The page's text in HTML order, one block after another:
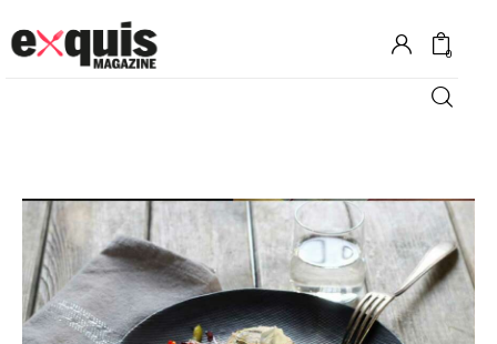
0
Gastronomie
Recettes
Shopping